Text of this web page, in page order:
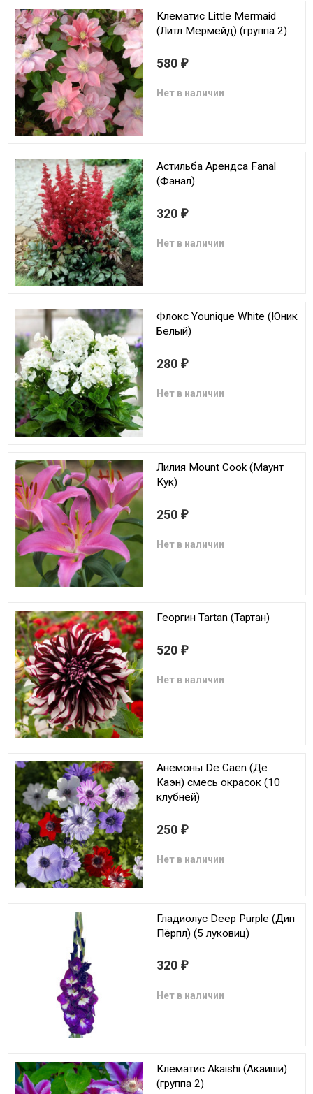
Клематис Little Mermaid
(Литл Мермейд) (группа 2)
580 ₽
Нет в наличии
Астильба Арендса Fanal
(Фанал)
320 ₽
Нет в наличии
Флокс Younique White (Юник
Белый)
280 ₽
Нет в наличии
Лилия Mount Cook (Маунт
Кук)
250 ₽
Нет в наличии
Георгин Tartan (Тартан)
520 ₽
Нет в наличии
Анемоны De Caen (Де
Каэн) смесь окрасок (10
клубней)
250 ₽
Нет в наличии
Гладиолус Deep Purple (Дип
Пёрпл) (5 луковиц)
320 ₽
Нет в наличии
Клематис Akaishi (Акаиши)
(группа 2)